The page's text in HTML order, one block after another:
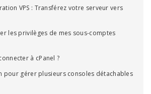
VPS : Transférez votre serveur vers
les privilèges de mes sous-comptes
à cPanel ?
pour gérer plusieurs consoles détachables